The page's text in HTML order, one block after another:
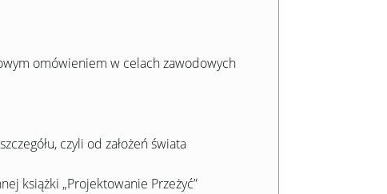
omówieniem w celach zawodowych
czyli od założeń świata
książki „Projektowanie Przeżyć”